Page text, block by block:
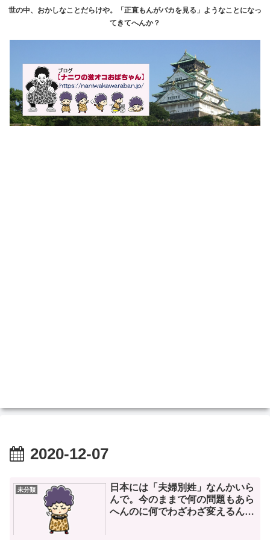
世の中、おかしなことだらけや。「正直もんがバカを見る」ようなことになっ
てきてへんか？
2020-12-07
未分類
日本には「夫婦別姓」なんかいら
んで。今のままで何の問題もあら
へんのに何でわざわざ変えるん